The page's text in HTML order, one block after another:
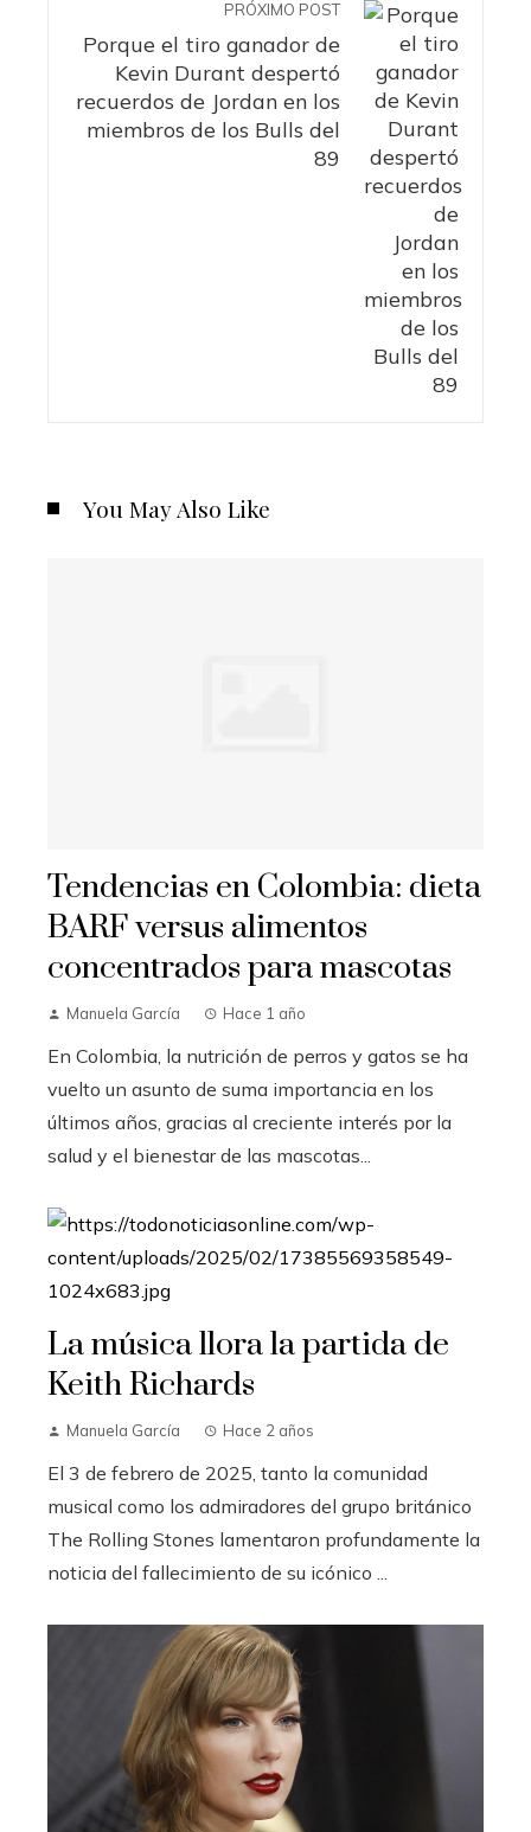
PRÓXIMO POST
Porque el tiro ganador de
Kevin Durant despertó
recuerdos de Jordan en los
miembros de los Bulls del
89
You May Also Like
Tendencias en Colombia: dieta
BARF versus alimentos
concentrados para mascotas
Manuela García Hace 1 año
En Colombia, la nutrición de perros y gatos se ha
vuelto un asunto de suma importancia en los
últimos años, gracias al creciente interés por la
salud y el bienestar de las mascotas...
La música llora la partida de
Keith Richards
Manuela García Hace 2 años
El 3 de febrero de 2025, tanto la comunidad
musical como los admiradores del grupo británico
The Rolling Stones lamentaron profundamente la
noticia del fallecimiento de su icónico ...